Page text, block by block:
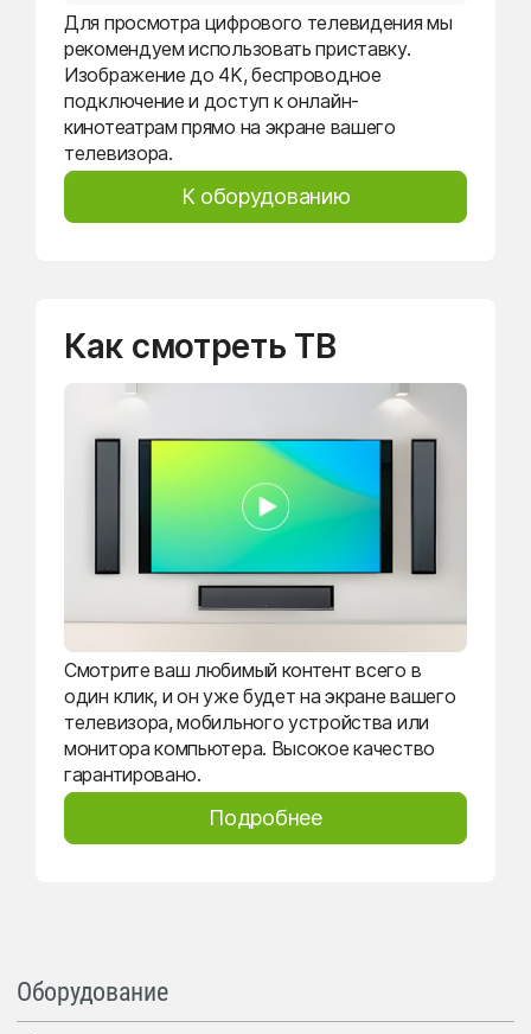
Для просмотра цифрового телевидения мы
рекомендуем использовать приставку.
Изображение до 4K, беспроводное
подключение и доступ к онлайн-
кинотеатрам прямо на экране вашего
телевизора.
К оборудованию
Как смотреть ТВ
Смотрите ваш любимый контент всего в
один клик, и он уже будет на экране вашего
телевизора, мобильного устройства или
монитора компьютера. Высокое качество
гарантировано.
Подробнее
Оборудование